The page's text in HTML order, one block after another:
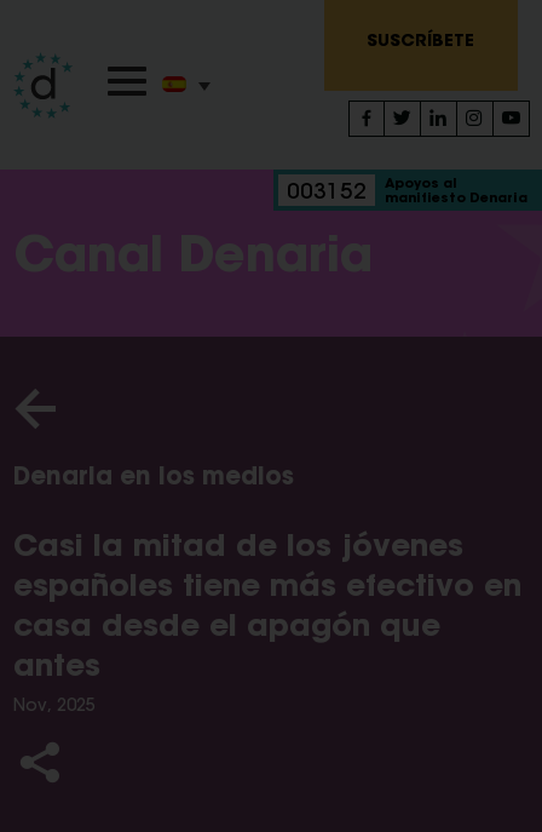
SUSCRÍBETE
003152
Apoyos al
manifiesto Denaria
Canal Denaria
Denaria en los medios
Casi la mitad de los jóvenes
españoles tiene más efectivo en
casa desde el apagón que
antes
Nov, 2025